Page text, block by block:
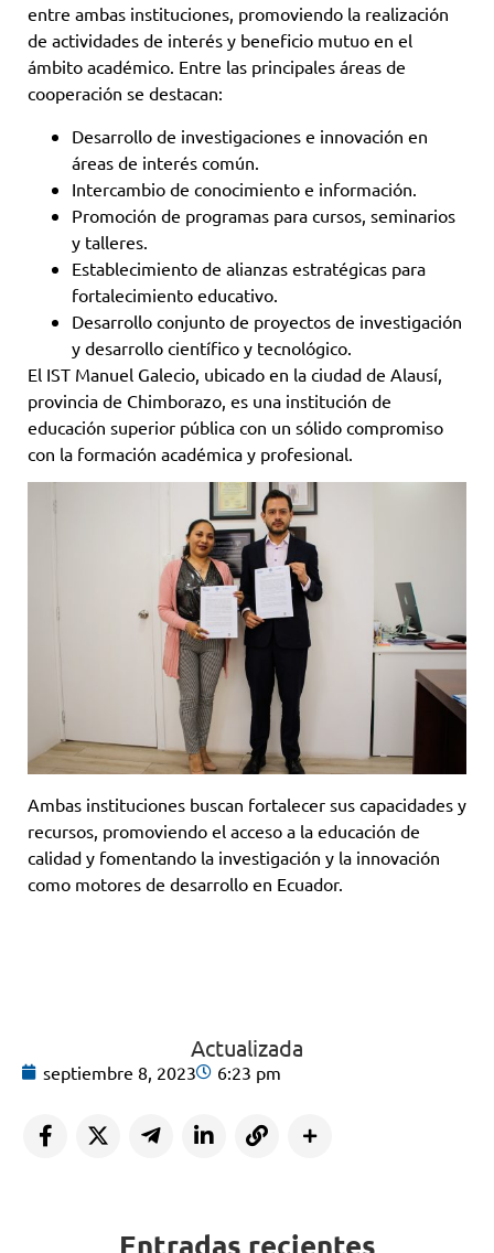
entre ambas instituciones, promoviendo la realización
de actividades de interés y beneficio mutuo en el
ámbito académico. Entre las principales áreas de
cooperación se destacan:
Desarrollo de investigaciones e innovación en
áreas de interés común.
Intercambio de conocimiento e información.
Promoción de programas para cursos, seminarios
y talleres.
Establecimiento de alianzas estratégicas para
fortalecimiento educativo.
Desarrollo conjunto de proyectos de investigación
y desarrollo científico y tecnológico.
El IST Manuel Galecio, ubicado en la ciudad de Alausí,
provincia de Chimborazo, es una institución de
educación superior pública con un sólido compromiso
con la formación académica y profesional.
Ambas instituciones buscan fortalecer sus capacidades y
recursos, promoviendo el acceso a la educación de
calidad y fomentando la investigación y la innovación
como motores de desarrollo en Ecuador.
Actualizada
septiembre 8, 2023 6:23 pm
Entradas recientes